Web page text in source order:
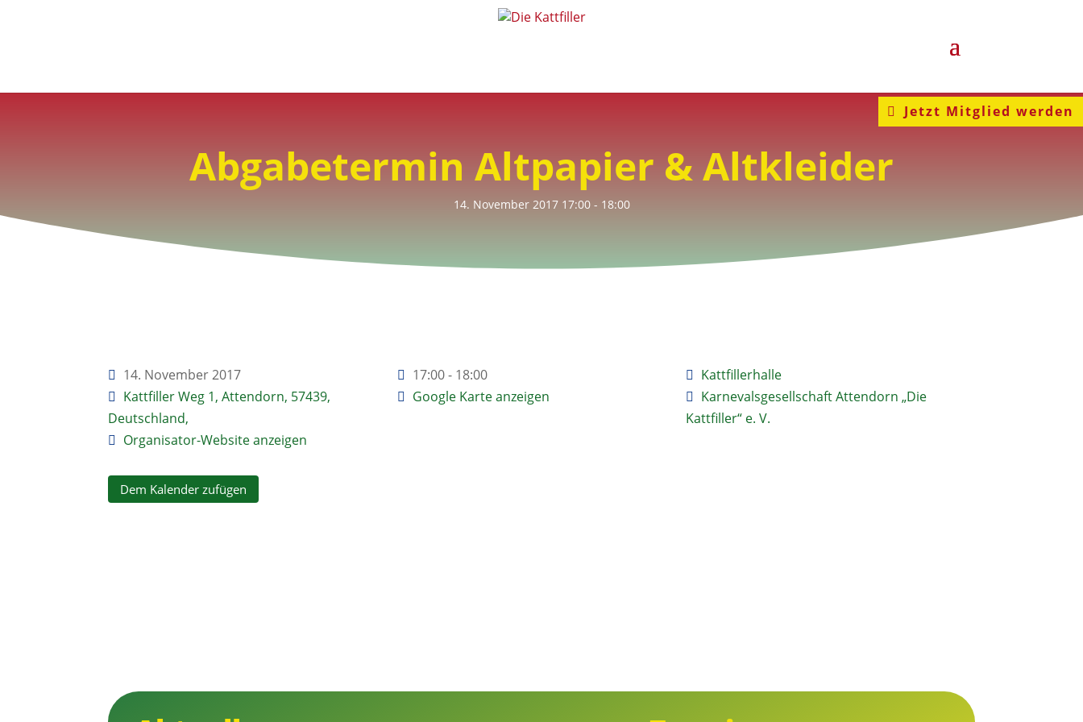
Jetzt Mitglied werden
Abgabetermin Altpapier & Altkleider
14. November 201717:00- 18:00
14. November 2017 17:00 - 18:00
Kattfillerhalle
Kattfiller Weg 1, Attendorn, 57439,
Deutschland,
Google Karte anzeigen
Karnevalsgesellschaft Attendorn „Die
Kattfiller“ e. V.
Organisator-Website anzeigen
Dem Kalender zufügen